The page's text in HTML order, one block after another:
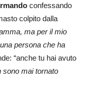
confessando
colpito dalla
ma per il mio
persona che ha
“anche tu hai avuto
sono mai tornato